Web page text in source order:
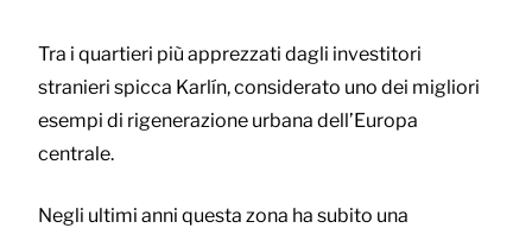
Tra i quartieri più apprezzati dagli investitori
stranieri spicca Karlín, considerato uno dei migliori
esempi di rigenerazione urbana dell’Europa
centrale.
Negli ultimi anni questa zona ha subito una